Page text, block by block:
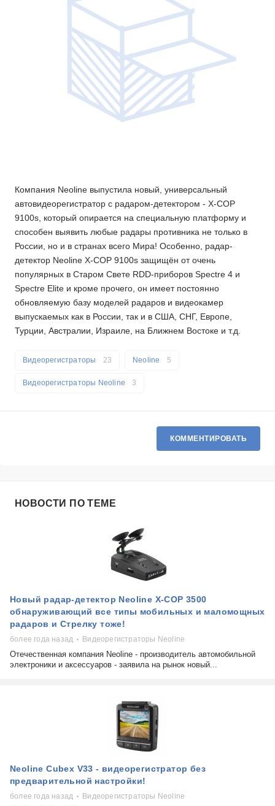
Компания Neoline выпустила новый, универсальный
автовидеорегистратор с радаром-детектором - X-COP
9100s, который опирается на специальную платформу и
способен выявить любые радары противника не только в
России, но и в странах всего Мира! Особенно, радар-
детектор Neoline X-COP 9100s защищён от очень
популярных в Старом Свете RDD-приборов Spectre 4 и
Spectre Elite и кроме прочего, он имеет постоянно
обновляемую базу моделей радаров и видеокамер
выпускаемых как в России, так и в США, СНГ, Европе,
Турции, Австралии, Израиле, на Ближнем Востоке и т.д.
Neoline 5
Видеорегистраторы 23
Видеорегистраторы Neoline 3
КОММЕНТИРОВАТЬ
НОВОСТИ ПО ТЕМЕ
Новый радар-детектор Neoline X-COP 3500
обнаруживающий все типы мобильных и маломощных
радаров и Стрелку тоже!
более года назад Видеорегистраторы Neoline
Отечественная компания Neoline - производитель автомобильной
электроники и аксессуаров - заявила на рынок новый...
Neoline Cubex V33 - видеорегистратор без
предварительной настройки!
более года назад Видеорегистраторы Neoline